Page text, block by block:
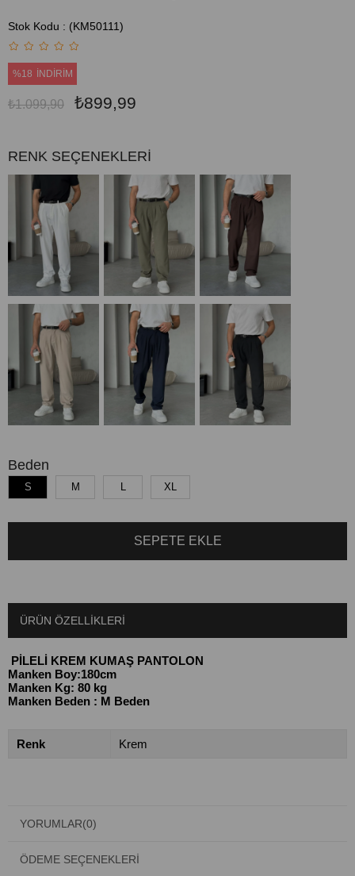
Stok Kodu (KM50111)
%18 İNDIRIM
₺1.099,90 ₺899,99
RENK SEÇENEKLERİ
Beden
S M L XL
ÜRÜN ÖZELLIKLERI
PİLELİ KREM KUMAŞ PANTOLON
Manken Boy:180cm
Manken Kg: 80 kg
Manken Beden : M Beden
Renk Krem
YORUMLAR(0)
ÖDEME SEÇENEKLERI